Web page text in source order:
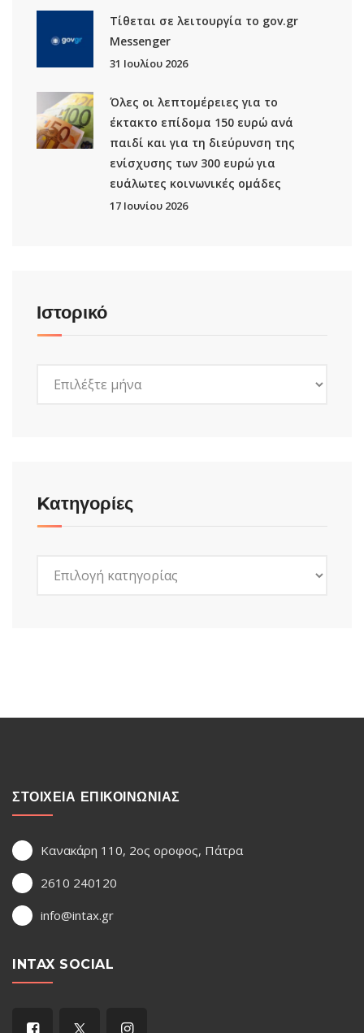
Τίθεται σε λειτουργία το gov.gr
Μessenger
31 Ιουλίου 2026
Όλες οι λεπτομέρειες για το
έκτακτο επίδομα 150 ευρώ ανά
παιδί και για τη διεύρυνση της
ενίσχυσης των 300 ευρώ για
ευάλωτες κοινωνικές ομάδες
17 Ιουνίου 2026
Ιστορικό
Kατηγορίες
ΣΤΟΙΧΕΙΑ ΕΠΙΚΟΙΝΩΝΙΑΣ
Κανακάρη 110, 2ος οροφος, Πάτρα
2610 240120
info@intax.gr
INTAX SOCIAL